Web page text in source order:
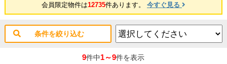
会員限定物件は12735件あります。 今すぐ見る
条件を絞り込む
9件中1～9件を表示